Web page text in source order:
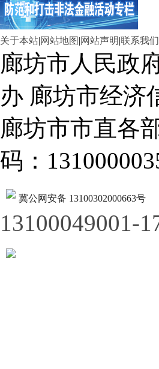
关于本站|网站地图 |网站声明|联系我们
廊坊市人民政
办 廊坊市经济
廊坊市市直各
码：
冀公网安备 13100302000663号
13100049001-